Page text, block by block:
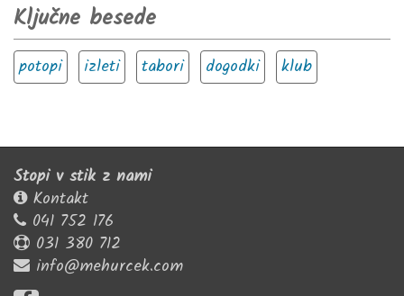
Ključne besede
potopi izleti tabori dogodki klub
Stopi v stik z nami
Kontakt
041 752 176
031 380 712
info@mehurcek.com